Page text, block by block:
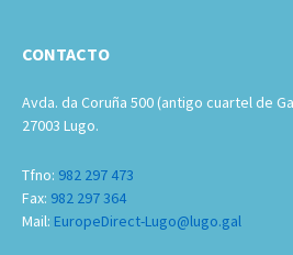
CONTACTO
Avda. da Coruña 500 (antigo cuartel de
27003 Lugo.
Tfno: 982 297 473
Fax: 982 297 364
Mail: EuropeDirect-Lugo@lugo.gal